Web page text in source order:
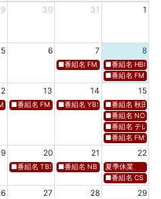
30 31 1
5 6 7 8
■番組名 FM新潟「SOUND
■番組名 HBC北
■番組名 FM 福
13 14 15
ヤージュ)」 ■放送日時 https://www.tbc-
高知「Hi-Six Shake！Shake！Shake！」 ■放
■番組名 FM岩手「夕刊ラジオ（YOU CAN
■番組名 YBS山梨放送「やまな
■番組名 秋田朝
www.fm-akita.co.jp/program/ ※黒沢 薫、安岡
EXCEED」 ■放送日時 https://■番組名 NCC長
ッチン！みやぎ」 ■放送日時 https://www.tbc-
■番組名 テレビ
■番組名 FM愛媛
20 21 22
■番組名 TBS「Spicy Sessions THE LIVE」 ■
■番組名 NBS⻑野放送 「グッ
夏季休業
■番組名 CS TBS
27 28 29